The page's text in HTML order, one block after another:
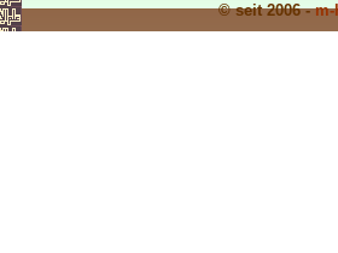
© seit 2006 -m-